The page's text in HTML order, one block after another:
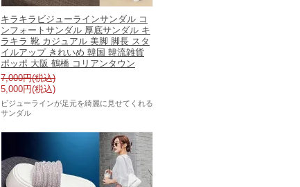
キラキラビジューラインサンダル コ
ンフォートサンダル 厚底サンダル キ
ラキラ 靴 カジュアル 美脚 脚長 スタ
イルアップ きれいめ 韓国 韓流雑貨
ポッポ 大阪 鶴橋 コリアンタウン
7,000円(税込)
5,000円(税込)
ビジューラインが足元を綺麗に見せてくれる
サンダル